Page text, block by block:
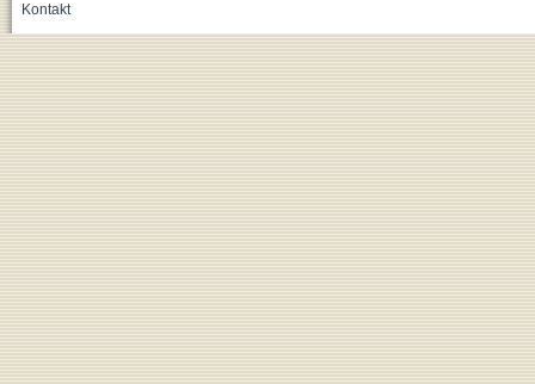
Kontakt